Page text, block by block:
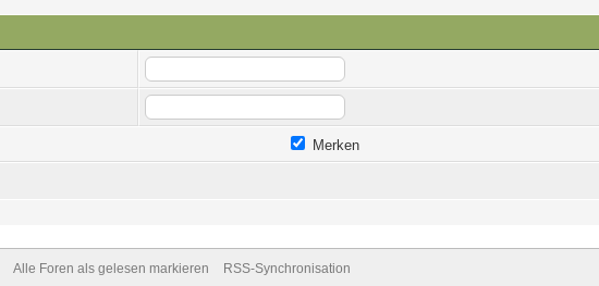
Merken
Alle Foren als gelesen markieren RSS-Synchronisation